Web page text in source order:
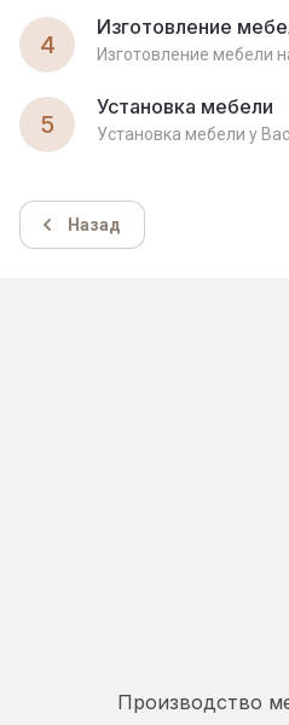
4
Изготовление
Изготовление мебели
5
Установка мебели
Установка мебели у Вас
Назад
Производство